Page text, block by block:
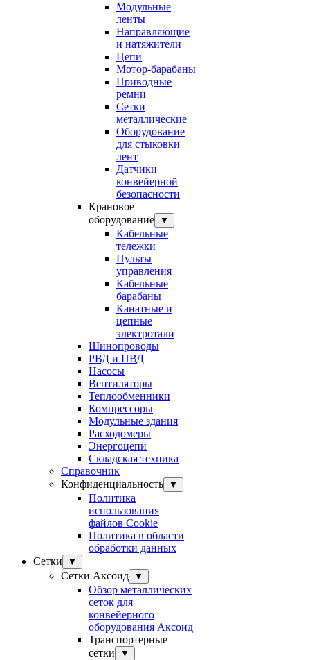
Модульные
ленты
Направляющие
и натяжители
Цепи
Мотор-барабаны
Приводные
ремни
Сетки
металлические
Оборудование
для стыковки
лент
Датчики
конвейерной
безопасности
Крановое
оборудование
▼
Кабельные
тележки
Пульты
управления
Кабельные
барабаны
Канатные и
цепные
электротали
Шинопроводы
РВД и ПВД
Насосы
Вентиляторы
Теплообменники
Компрессоры
Модульные здания
Расходомеры
Энергоцепи
Складская техника
Справочник
Конфиденциальность
▼
Политика
использования
файлов Cookie
Политика в области
обработки данных
Сетки
▼
Сетки Аксоид ▼
Обзор металлических
сеток для
конвейерного
оборудования Аксоид
Транспортерные
сетки
▼